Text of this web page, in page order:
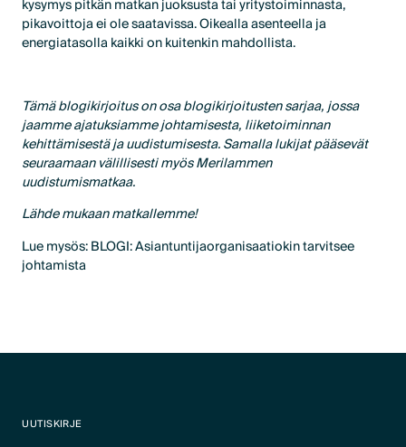
kysymys pitkän matkan juoksusta tai yritystoiminnasta,
pikavoittoja ei ole saatavissa. Oikealla asenteella ja
energiatasolla kaikki on kuitenkin mahdollista.
Tämä blogikirjoitus on osa blogikirjoitusten sarjaa, jossa
jaamme ajatuksiamme johtamisesta, liiketoiminnan
kehittämisestä ja uudistumisesta. Samalla lukijat pääsevät
seuraamaan välillisesti myös Merilammen
uudistumismatkaa.
Lähde mukaan matkallemme!
Lue mysös: BLOGI: Asiantuntijaorganisaatiokin tarvitsee
johtamista
UUTISKIRJE